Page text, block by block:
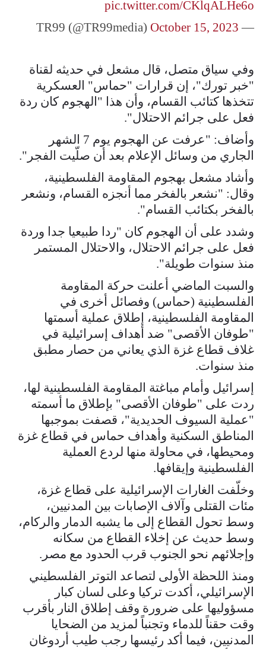
pic.twitter.com/CKlqALHe6o
— TR99 (@TR99media)
October 15, 2023
وفي سياق متصل، قال مشعل في حديثه لقناة
"خبر تورك"، إن قرارات "حماس" العسكرية
تتخذها كتائب القسام، وأن هذا "الهجوم كان ردة
فعل على جرائم الاحتلال".
وأضاف: "عرفت عن الهجوم يوم 7 الشهر
الجاري من وسائل الإعلام بعد أن صلّيت الفجر".
وأشاد مشعل بهجوم المقاومة الفلسطينية،
وقال: "نشعر بالفخر مما أنجزه القسام، ونشعر
بالفخر بكتائب القسام".
وشدد على أن الهجوم كان "ردا طبيعيا جدا وردة
فعل على جرائم الاحتلال، والاحتلال المستمر
منذ سنوات طويلة".
والسبت الماضي أعلنت حركة المقاومة
الفلسطينية (حماس) وفصائل أخرى في
المقاومة الفلسطينية، إطلاق عملية أسمتها
"طوفان الأقصى" ضد أهداف إسرائيلية في
غلاف قطاع غزة الذي يعاني من حصار مطبق
منذ سنوات.
إسرائيل وأمام مباغتة المقاومة الفلسطينية لها،
ردت على "طوفان الأقصى" بإطلاق ما أسمته
"عملية السيوف الحديدية"، قصفت بموجبها
المناطق السكنية وأهداف حماس في قطاع غزة
ومحيطها، في محاولة منها لردع العملية
الفلسطينية وإيقافها.
وخلّفت الغارات الإسرائيلية على قطاع غزة،
مئات القتلى وآلاف الإصابات بين المدنيين،
وسط تحول القطاع إلى ما يشبه الدمار والركام،
وسط حديث عن إخلاء القطاع من سكانه
وإجلائهم نحو الجنوب قرب الحدود مع مصر.
ومنذ اللحظة الأولى لتصاعد التوتر الفلسطيني
الإسرائيلي، أكدت تركيا وعلى لسان كبار
مسؤوليها على ضرورة وقف إطلاق النار بأقرب
وقت حقناً للدماء وتجنباً لمزيد من الضحايا
المدنيين، فيما أكد رئيسها رجب طيب أردوغان